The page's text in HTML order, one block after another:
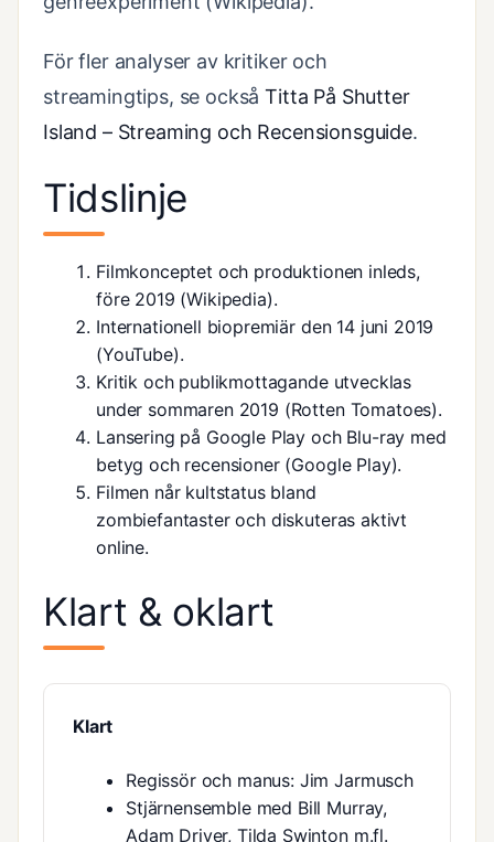
För fler analyser av kritiker och
streamingtips, se ocksåTitta På Shutter
Island – Streaming och Recensionsguide.
Tidslinje
Filmkonceptet och produktionen inleds,
före 2019 (Wikipedia).
Internationell biopremiär den 14 juni 2019
(YouTube).
Kritik och publikmottagande utvecklas
under sommaren 2019 (Rotten Tomatoes).
Lansering på Google Play och Blu-ray med
betyg och recensioner (Google Play).
Filmen når kultstatus bland
zombiefantaster och diskuteras aktivt
online.
Klart & oklart
Klart
Regissör och manus: Jim Jarmusch
Stjärnensemble med Bill Murray,
Adam Driver, Tilda Swinton m.fl.